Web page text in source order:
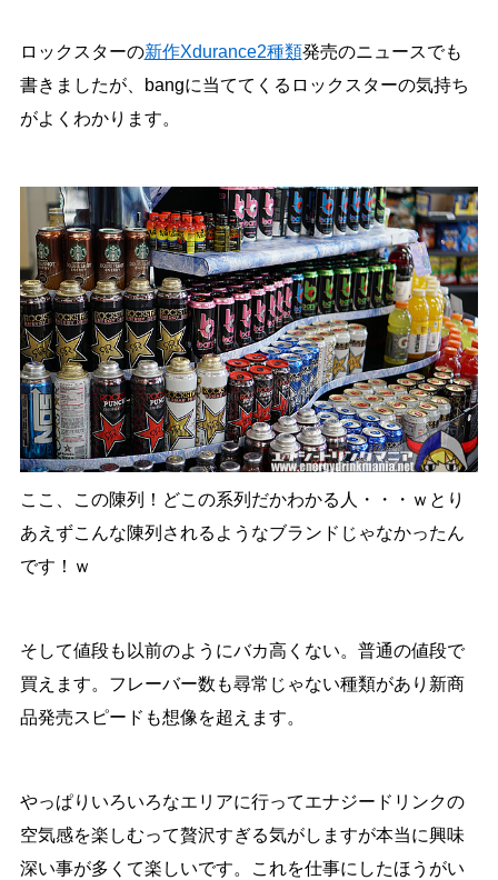
ロックスターの新作Xdurance2種類発売のニュースでも
書きましたが、bangに当ててくるロックスターの気持ち
がよくわかります。
ここ、この陳列！どこの系列だかわかる人・・・ｗとり
あえずこんな陳列されるようなブランドじゃなかったん
です！ｗ
そして値段も以前のようにバカ高くない。普通の値段で
買えます。フレーバー数も尋常じゃない種類があり新商
品発売スピードも想像を超えます。
やっぱりいろいろなエリアに行ってエナジードリンクの
空気感を楽しむって贅沢すぎる気がしますが本当に興味
深い事が多くて楽しいです。これを仕事にしたほうがい